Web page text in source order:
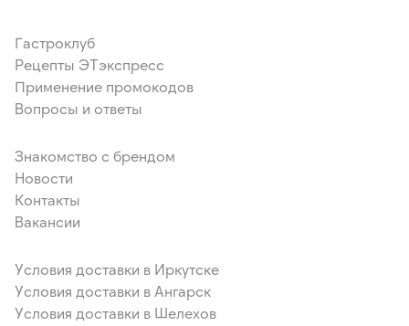
Гастроклуб
Рецепты ЭТэкспресс
Применение промокодов
Вопросы и ответы
Знакомство с брендом
Новости
Контакты
Вакансии
Условия доставки в Иркутске
Условия доставки в Ангарск
Условия доставки в Шелехов